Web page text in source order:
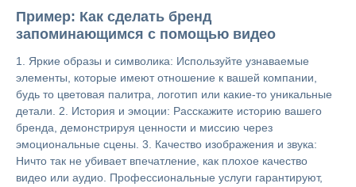
Пример: Как сделать бренд
запоминающимся с помощью видео
1. Яркие образы и символика: Используйте узнаваемые
элементы, которые имеют отношение к вашей компании,
будь то цветовая палитра, логотип или какие-то уникальные
детали. 2. История и эмоции: Расскажите историю вашего
бренда, демонстрируя ценности и миссию через
эмоциональные сцены. 3. Качество изображения и звука:
Ничто так не убивает впечатление, как плохое качество
видео или аудио. Профессиональные услуги гарантируют,